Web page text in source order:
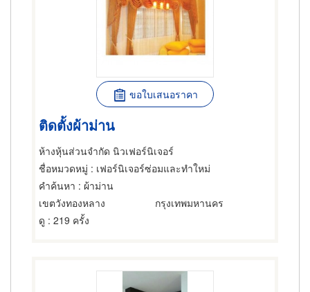
ขอใบเสนอราคา
ติดตั้งผ้าม่าน
ห้างหุ้นส่วนจำกัด นิวเฟอร์นิเจอร์
ชื่อหมวดหมู่ : เฟอร์นิเจอร์ซ่อมและทำใหม่
คำค้นหา : ผ้าม่าน
เขตวังทองหลาง
กรุงเทพมหานคร
ดู : 219 ครั้ง